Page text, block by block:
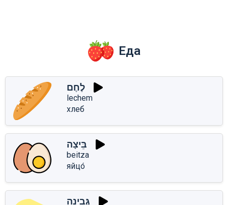
Еда
לֶחֶם
lechem
хлеб
בֵּיצָה
beitza
яйцо́
גְּבִינָה